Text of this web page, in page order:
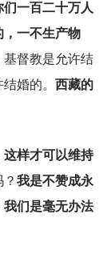
一百二十万人
，一不生产物
督教是允许结
婚的。 西藏的
这样才可以维持
我是不赞成永
们是毫无办法